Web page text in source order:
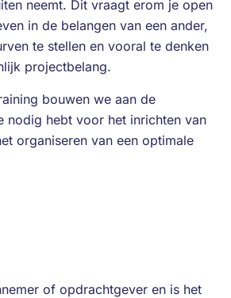
neemt. Dit vraagt erom je open
in de belangen van een ander,
te stellen en vooral te denken
projectbelang.
bouwen we aan de
nodig hebt voor het inrichten van
organiseren van een optimale
of opdrachtgever en is het